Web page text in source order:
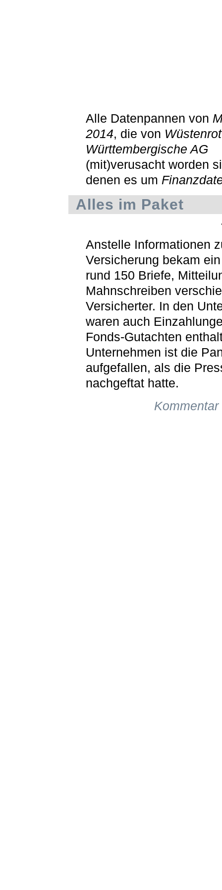
Alle Datenpannen von
2014, die von
Württembergische AG
(mit)verusacht worden
denen es um
Alles im Paket
Anstelle Informationen
Versicherung bekam
rund 150 Briefe,
Mahnschreiben
Versicherter. In den
waren auch
Fonds-Gutachten
Unternehmen ist die
aufgefallen, als die
nachgeftat hatte.